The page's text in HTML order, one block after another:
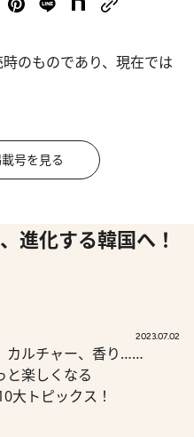
のものであり、現在では
号を見る
進化する韓国へ！
2023.07.02
カルチャー、香り……
と楽しくなる
大トピックス！